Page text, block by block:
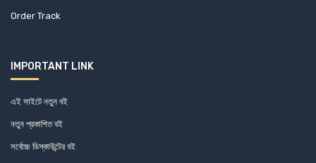
Order Track
IMPORTANT LINK
এই সাইটে নতুন বই
নতুন প্রকাশিত বই
সর্বোচ্চ ডিস্কাউন্টের বই